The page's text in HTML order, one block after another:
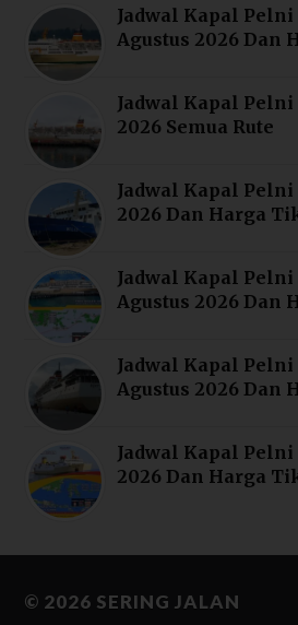
Jadwal Kapal
Agustus 2026 Dan
Jadwal Kapal
2026 Semua Rute
Jadwal Kapal
2026 Dan Harga
Jadwal Kapal Pelni
Agustus 2026 Dan
Jadwal Kapal
Agustus 2026 Dan
Jadwal Kapal
2026 Dan Harga
© 2026 SERING JALAN